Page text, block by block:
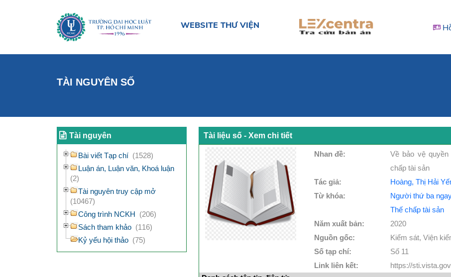
WEBSITE THƯ VIỆN
TÀI NGUYÊN SỐ
Tài nguyên
Bài viết Tạp chí (1528)
Luận án, Luận văn, Khoá luận
(2)
Tài nguyên truy cập mở
(10467)
Công trình NCKH (206)
Sách tham khảo (116)
Kỷ yếu hội thảo (75)
Tài liệu số - Xem chi tiết
Nhan đề:
Về bảo vệ
chấp tài sản
Tác giả:
Hoàng, Thị Hải
Từ khóa:
Người thứ ba
Thế chấp tài sản
Năm xuất bản:
2020
Nguồn gốc:
Kiểm sát, Viện
Số tạp chí:
Số 11
Link liên kết:
https://